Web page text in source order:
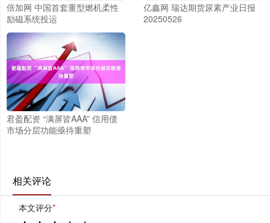
倍加网 中国首套重型燃机柔性
励磁系统投运
亿鑫网 瑞达期货尿素产业日报
20250526
君盈配资 “满屏皆AAA” 信用债
市场分层功能亟待重塑
相关评论
本文评分*